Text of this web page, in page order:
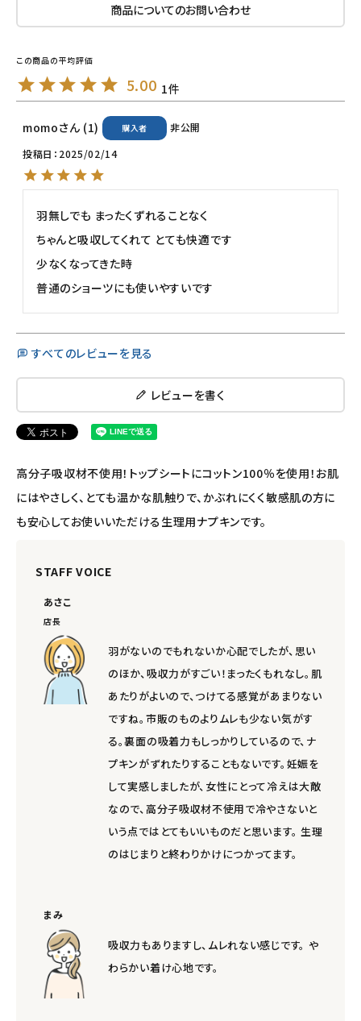
ナチュラプラス
アルマウィン
コラム・スタッフのおすすめ
ご利用ガイド等
アカウント情報
ようこそ ゲスト 様
ログイン person 会員登録
商品についてのお問い合わせ
5.00 1
momo 1 購入者
非公開
投稿日
2025/02/14
羽無しでも まったくずれることなく
ちゃんと吸収してくれて とても快適です
少なくなってきた時
普通のショーツにも使いやすいです
すべてのレビューを見る
レビューを書く
高分子吸収材不使用！トップシートにコットン100％を使用！お肌
にはやさしく、とても温かな肌触りで、かぶれにくく敏感肌の方に
も安心してお使いいただける生理用ナプキンです。
STAFF VOICE
あさこ
店長
羽がないのでもれないか心配でしたが、思い
のほか、吸収力がすごい！まったくもれなし。肌
あたりがよいので、つけてる感覚があまりない
ですね。市販のものよりムレも少ない気がす
る。裏面の吸着力もしっかりしているので、ナ
プキンがずれたりすることもないです。妊娠を
して実感しましたが、女性にとって冷えは大敵
なので、高分子吸収材不使用で冷やさないと
いう点ではとてもいいものだと思います。 生理
のはじまりと終わりかけにつかってます。
まみ
吸収力もありますし、ムレれない感じです。 や
わらかい着け心地です。